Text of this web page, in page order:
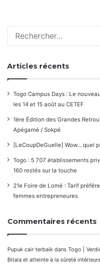
commentaires
Articles récents
Togo Campus Days : Le
les 14 et 15 août au CETEF
1ère Édition des Grandes
Apégamé / Sokpé
[LeCoupDeGuelle] Wow… quel
Togo : 5 707 établissements
160 restés sur la touche
21e Foire de Lomé : Tarif
femmes entrepreneures
Commentaires récents
Pupuk cair terbaik dans Togo |
Bitala et atteinte à la sûreté